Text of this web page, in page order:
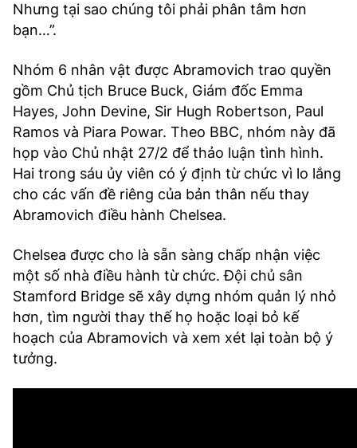
Nhưng tại sao chúng tôi phải phân tâm hơn
bạn…”.
Nhóm 6 nhân vật được Abramovich trao quyền
gồm Chủ tịch Bruce Buck, Giám đốc Emma
Hayes, John Devine, Sir Hugh Robertson, Paul
Ramos và Piara Powar. Theo BBC, nhóm này đã
họp vào Chủ nhật 27/2 để thảo luận tình hình.
Hai trong sáu ủy viên có ý định từ chức vì lo lắng
cho các vấn đề riêng của bản thân nếu thay
Abramovich điều hành Chelsea.
Chelsea được cho là sẵn sàng chấp nhận việc
một số nhà điều hành từ chức. Đội chủ sân
Stamford Bridge sẽ xây dựng nhóm quản lý nhỏ
hơn, tìm người thay thế họ hoặc loại bỏ kế
hoạch của Abramovich và xem xét lại toàn bộ ý
tưởng.